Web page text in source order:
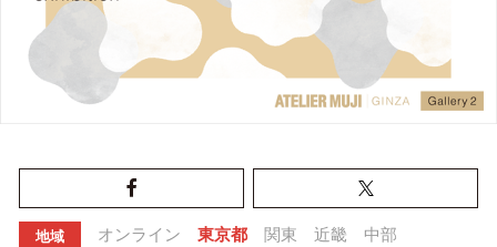
地域 オンライン 東京都 関東 近畿 中部